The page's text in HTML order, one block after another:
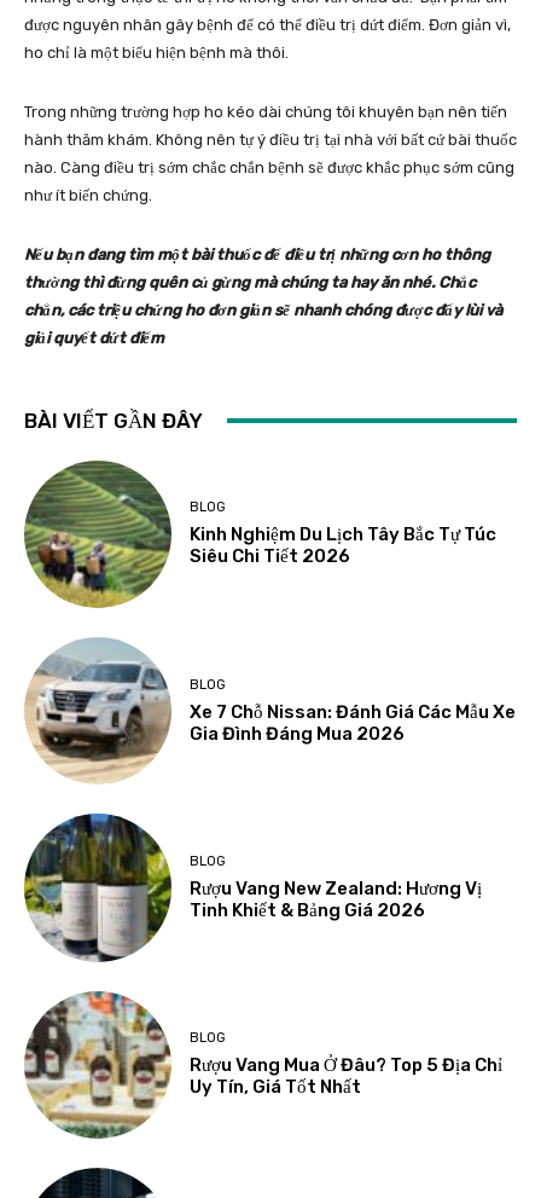
được nguyên nhân gây bệnh để có thể điều trị dứt điểm. Đơn giản vì,
ho chỉ là một biểu hiện bệnh mà thôi.
Trong những trường hợp ho kéo dài chúng tôi khuyên bạn nên tiến
hành thăm khám. Không nên tự ý điều trị tại nhà với bất cứ bài thuốc
nào. Càng điều trị sớm chắc chắn bệnh sẽ được khắc phục sớm cũng
như ít biến chứng.
Nếu bạn đang tìm một bài thuốc để điều trị những cơn ho thông
thường thì đừng quên củ gừng mà chúng ta hay ăn nhé. Chắc
chắn, các triệu chứng ho đơn giản sẽ nhanh chóng được đẩy lùi và
giải quyết dứt điểm
BÀI VIẾT GẦN ĐÂY
BLOG
Kinh Nghiệm Du Lịch Tây Bắc Tự Túc
Siêu Chi Tiết 2026
BLOG
Xe 7 Chỗ Nissan: Đánh Giá Các Mẫu Xe
Gia Đình Đáng Mua 2026
BLOG
Rượu Vang New Zealand: Hương Vị
Tinh Khiết & Bảng Giá 2026
BLOG
Rượu Vang Mua Ở Đâu? Top 5 Địa Chỉ
Uy Tín, Giá Tốt Nhất